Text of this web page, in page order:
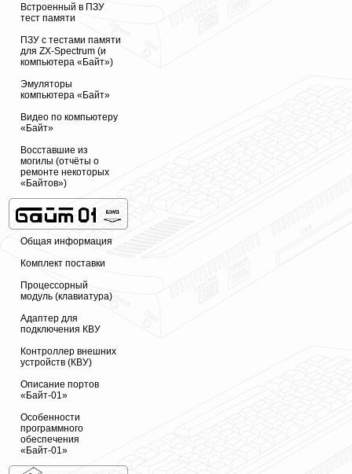
Встроенный в ПЗУ
тест памяти
ПЗУ с тестами памяти
для ZX-Spectrum (и
компьютера «Байт»)
Эмуляторы
компьютера «Байт»
Видео по компьютеру
«Байт»
Восставшие из
могилы (отчёты о
ремонте некоторых
«Байтов»)
Общая информация
Комплект поставки
Процессорный
модуль (клавиатура)
Адаптер для
подключения КВУ
Контроллер внешних
устройств (КВУ)
Описание портов
«Байт-01»
Особенности
программного
обеспечения
«Байт-01»